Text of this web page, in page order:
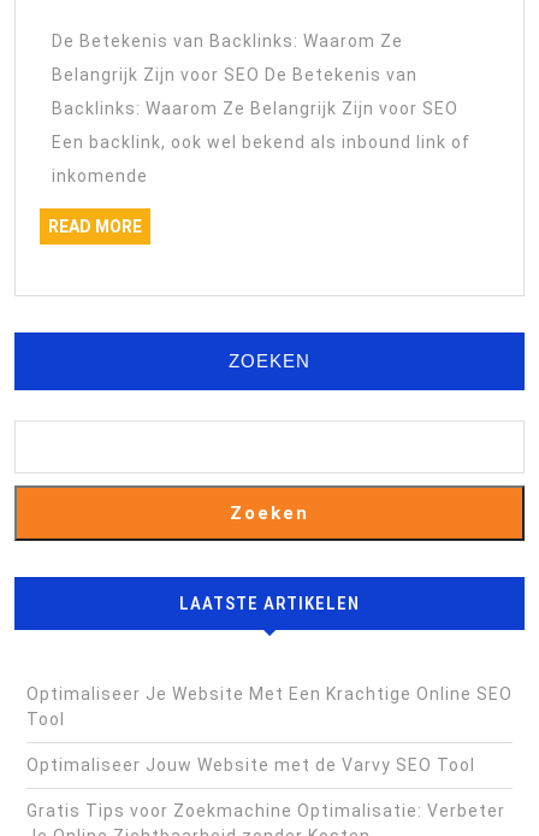
van
Backlinks
in
de
De Betekenis van Backlinks: Waarom Ze
Belangrijk Zijn voor SEO De Betekenis van
Backlinks: Waarom Ze Belangrijk Zijn voor SEO
Een backlink, ook wel bekend als inbound link of
inkomende
READ MOREREAD
MORE
ZOEKEN
Zoeken
LAATSTE ARTIKELEN
Optimaliseer Je Website Met Een Krachtige Online SEO
Tool
Optimaliseer Jouw Website met de Varvy SEO Tool
Gratis Tips voor Zoekmachine Optimalisatie: Verbeter